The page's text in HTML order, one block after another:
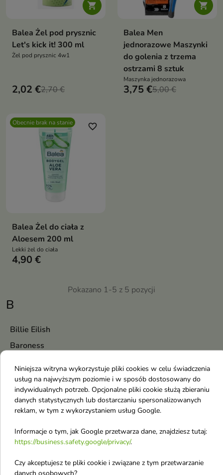
B
Billie Eilish
Baroness
Biolaven
BonnyHill
Bad Girls Go To Heaven
Balenciaga

Balea Żel pod prysznic
Let's kick it! 300 ml
Żel pod prysznic 4w1
2,02 €2,70 €

Balea Men
jednorazowe Maszynki
do golenia z trzema
ostrzami 8 sztuk
Maszynka jednorazowa
3,75 €5,00 €
Obecnie brak na stanie favorite_border
Balea Żel do ciała z
Aloesem 200 ml
Lekki żel do ciała
4,90 €
Pokazano 1-5 z 5 pozycji
Niniejsza witryna wykorzystuje pliki cookies w celu świadczenia
usług na najwyższym poziomie i w sposób dostosowany do
indywidualnych potrzeb. Opcjonalne pliki cookie służą zbieraniu
danych statystycznych lub dostarczaniu spersonalizowanych
reklam, w tym z wykorzystaniem usług Google.
Informacje o tym, jak Google przetwarza dane, znajdziesz tutaj:
https://business.safety.google/privacy/.
Czy akceptujesz te pliki cookie i związane z tym przetwarzanie